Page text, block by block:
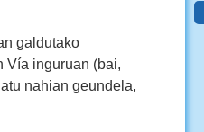
galdutako
inguruan (bai,
nahian geundela,